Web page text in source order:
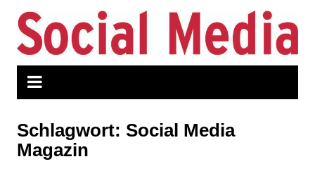
Inhalt
springen
Schlagwort: Social Media
Magazin